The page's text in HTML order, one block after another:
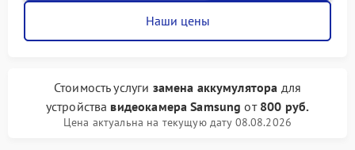
Наши цены
Стоимость услуги замена аккумулятора для
устройства видеокамера Samsung от 800 руб.
Цена актуальна на текущую дату 08.08.2026